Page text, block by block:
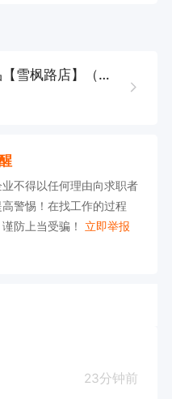
垦航甄选新疆食品【雪枫路店】（永城市美甜源便利店(个体工商户)
不得以任何理由向求职者
警惕！在找工作的过程
防上当受骗！ 立即举报
23分钟前